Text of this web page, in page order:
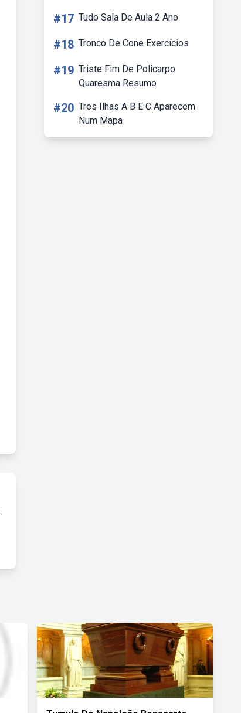
#17 Tudo Sala De Aula 2 Ano
#18 Tronco De Cone Exercícios
#19 Triste Fim De Policarpo
Quaresma Resumo
#20 Tres Ilhas A B E C Aparecem
Num Mapa